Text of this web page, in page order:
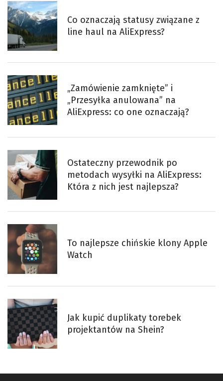
Co oznaczają statusy związane z
line haul na AliExpress?
„Zamówienie zamknięte” i
„Przesyłka anulowana” na
AliExpress: co one oznaczają?
Ostateczny przewodnik po
metodach wysyłki na AliExpress:
Która z nich jest najlepsza?
To najlepsze chińskie klony Apple
Watch
Jak kupić duplikaty torebek
projektantów na Shein?